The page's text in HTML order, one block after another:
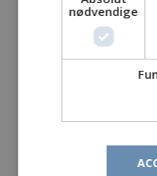
nødvendige